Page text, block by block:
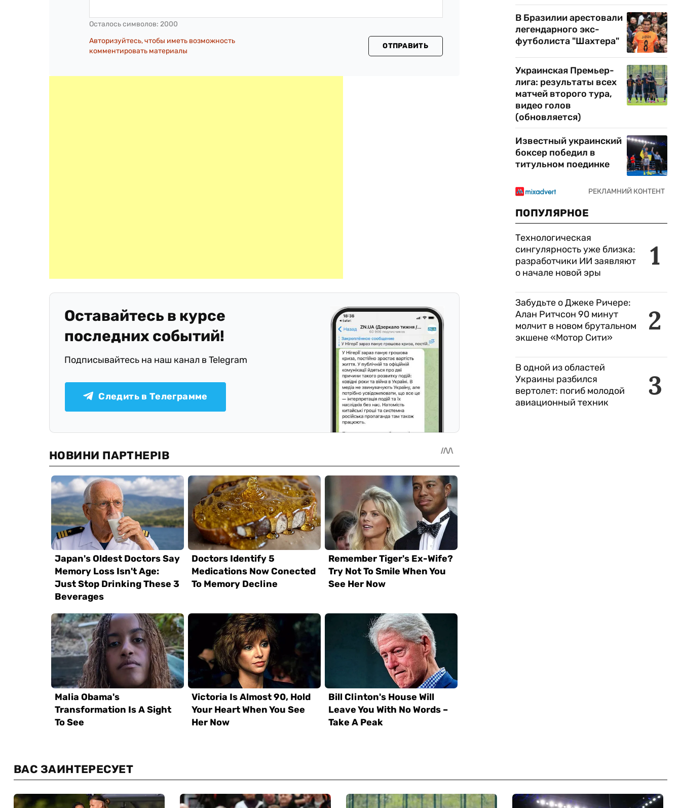
Осталось символов: 2000
Авторизуйтесь, чтобы иметь возможность
комментировать материалы
ОТПРАВИТЬ
Оставайтесь в курсе
последних событий!
Подписывайтесь на наш канал в Telegram
Следить в Телеграмме
В Бразилии арестовали
легендарного экс-
футболиста "Шахтера"
Украинская Премьер-
лига: результаты всех
матчей второго тура,
видео голов
(обновляется)
Известный украинский
боксер победил в
титульном поединке
ПОПУЛЯРНОЕ
1
Технологическая
сингулярность уже близка:
разработчики ИИ заявляют
о начале новой эры
2
Забудьте о Джеке Ричере:
Алан Ритчсон 90 минут
молчит в новом брутальном
экшене «Мотор Сити»
3
В одной из областей
Украины разбился
вертолет: погиб молодой
авиационный техник
ВАС ЗАИНТЕРЕСУЕТ